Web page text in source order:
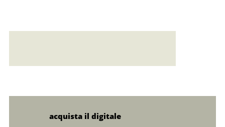
acquista il digitale